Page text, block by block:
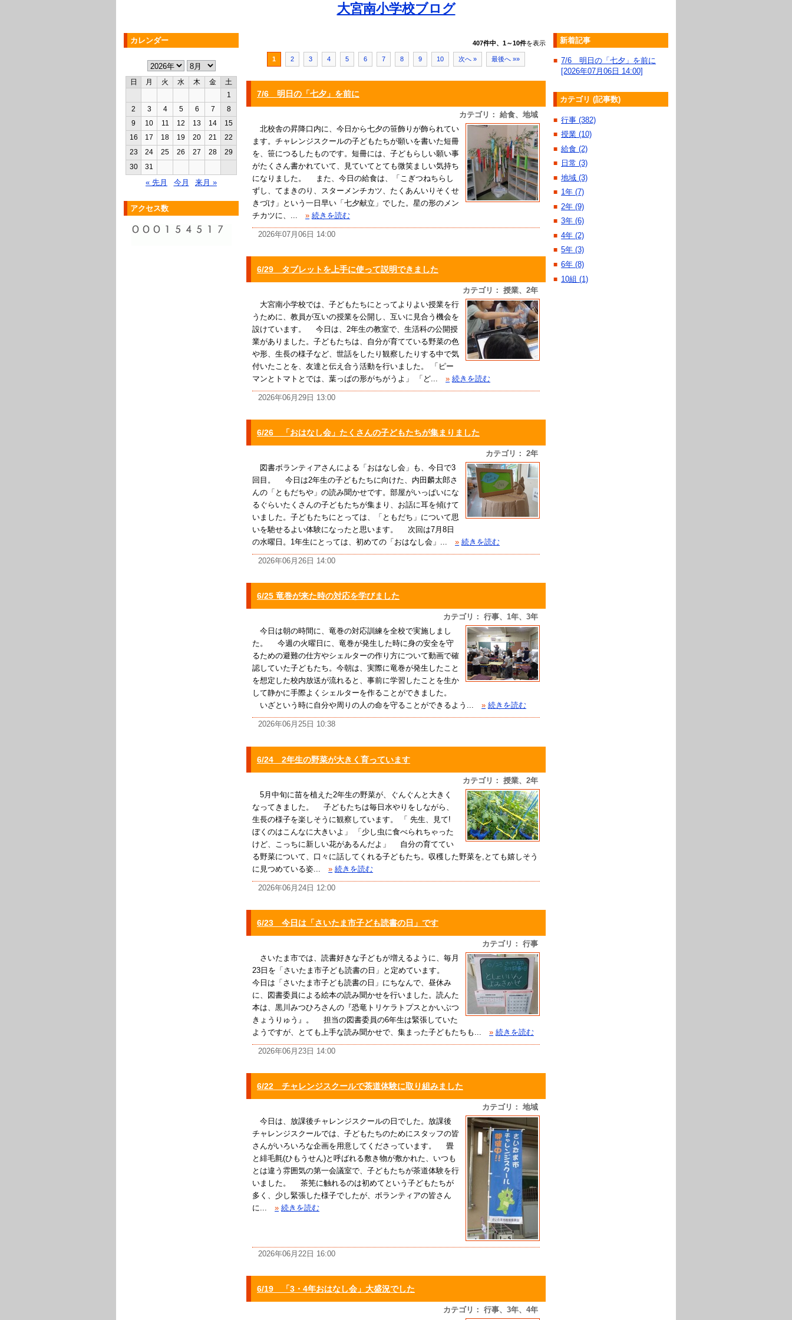
大宮南小学校ブログ
407件中、1～10件を表示
1 2 3 4 5 6 7 8 9 10 次へ » 最後へ »»
7/6 明日の「七夕」を前に
カテゴリ： 給食、地域
北校舎の昇降口内に、今日から七夕の笹飾りが飾られてい
ます。チャレンジスクールの子どもたちが願いを書いた短冊
を、笹につるしたものです。短冊には、子どもらしい願い事
がたくさん書かれていて、見ていてとても微笑ましい気持ち
になりました。 また、今日の給食は、「こぎつねちらし
ずし、てまきのり、スターメンチカツ、たくあんいりそくせ
きづけ」という一日早い「七夕献立」でした。星の形のメン
チカツに、...
» 続きを読む
2026年07月06日 14:00
6/29 タブレットを上手に使って説明できました
カテゴリ： 授業、2年
大宮南小学校では、子どもたちにとってよりよい授業を行
うために、教員が互いの授業を公開し、互いに見合う機会を
設けています。 今日は、2年生の教室で、生活科の公開授
業がありました。子どもたちは、自分が育てている野菜の色
や形、生長の様子など、世話をしたり観察したりする中で気
付いたことを、友達と伝え合う活動を行いました。 「ピー
マンとトマトとでは、葉っぱの形がちがうよ」 「ど...
» 続きを読む
2026年06月29日 13:00
6/26 「おはなし会」たくさんの子どもたちが集まりました
カテゴリ： 2年
図書ボランティアさんによる「おはなし会」も、今日で3
回目。 今日は2年生の子どもたちに向けた、内田麟太郎さ
んの「ともだちや」の読み聞かせです。部屋がいっぱいにな
るぐらいたくさんの子どもたちが集まり、お話に耳を傾けて
いました。子どもたちにとっては、「ともだち」について思
いを馳せるよい体験になったと思います。 次回は7月8日
の水曜日。1年生にとっては、初めての「おはなし会」...
» 続きを読む
2026年06月26日 14:00
6/25 竜巻が来た時の対応を学びました
カテゴリ： 行事、1年、3年
今日は朝の時間に、竜巻の対応訓練を全校で実施しまし
た。 今週の火曜日に、竜巻が発生した時に身の安全を守
るための避難の仕方やシェルターの作り方について動画で確
認していた子どもたち。今朝は、実際に竜巻が発生したこと
を想定した校内放送が流れると、事前に学習したことを生か
して静かに手際よくシェルターを作ることができました。
いざという時に自分や周りの人の命を守ることができるよう...
» 続きを読む
2026年06月25日 10:38
6/24 2年生の野菜が大きく育っています
カテゴリ： 授業、2年
5月中旬に苗を植えた2年生の野菜が、ぐんぐんと大きく
なってきました。 子どもたちは毎日水やりをしながら、
生長の様子を楽しそうに観察しています。 「 先生、見て!
ぼくのはこんなに大きいよ」 「少し虫に食べられちゃった
けど、こっちに新しい花があるんだよ」 自分の育ててい
る野菜について、口々に話してくれる子どもたち。収穫した野菜を,とても嬉しそう
に見つめている姿...
» 続きを読む
2026年06月24日 12:00
6/23 今日は「さいたま市子ども読書の日」です
カテゴリ： 行事
さいたま市では、読書好きな子どもが増えるように、毎月
23日を「さいたま市子ども読書の日」と定めています。
今日は「さいたま市子ども読書の日」にちなんで、昼休み
に、図書委員による絵本の読み聞かせを行いました。読んた
本は、黒川みつひろさんの『恐竜トリケラトプスとかいぶつ
きょうりゅう』。 担当の図書委員の6年生は緊張していた
ようですが、とても上手な読み聞かせで、集まった子どもたちも...
» 続きを読む
2026年06月23日 14:00
6/22 チャレンジスクールで茶道体験に取り組みました
カテゴリ： 地域
今日は、放課後チャレンジスクールの日でした。放課後
チャレンジスクールでは、子どもたちのためにスタッフの皆
さんがいろいろな企画を用意してくださっています。 畳
と緋毛氈(ひもうせん)と呼ばれる敷き物が敷かれた、いつも
とは違う雰囲気の第一会議室で、子どもたちが茶道体験を行
いました。 茶筅に触れるのは初めてという子どもたちが
多く、少し緊張した様子でしたが、ボランティアの皆さん
に...
» 続きを読む
2026年06月22日 16:00
6/19 「3・4年おはなし会」大盛況でした
カテゴリ： 行事、3年、4年
カレンダー
日 月 火 水 木 金
土
1
2
3 4 5 6 7
8
9
10 11 12 13 14
15
16
17 18 19 20 21
22
23
24 25 26 27 28
29
30
31
« 先月 今月 来月 »
アクセス数
新着記事
■ 7/6 明日の「七夕」を前に
[2026年07月06日 14:00]
カテゴリ (記事数)
■ 行事 (382)
■ 授業 (10)
■ 給食 (2)
■ 日常 (3)
■ 地域 (3)
■ 1年 (7)
■ 2年 (9)
■ 3年 (6)
■ 4年 (2)
■ 5年 (3)
■ 6年 (8)
■ 10組 (1)